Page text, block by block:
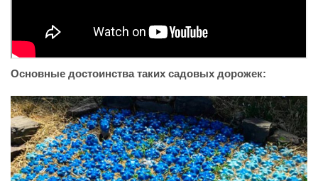
Основные достоинства таких садовых дорожек: